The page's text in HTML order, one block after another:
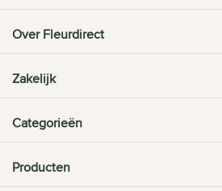
Over Fleurdirect
Zakelijk
Categorieën
Producten